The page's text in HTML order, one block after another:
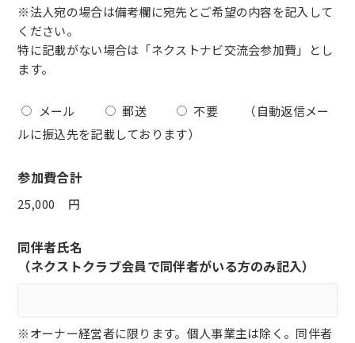
※法人宛の場合は備考欄に宛先とご希望の内容を記入して
ください。
特に記載がない場合は「ネクストナビ交流会参加費」とし
ます。
メール 郵送 不要
（自動返信メー
ルに振込先を記載しております）
参加費合計
円
同伴者氏名
（ネクストクラブ会員で同伴者がいる方のみ記入）
※オーナー経営者に限ります。個人事業主は除く。同伴者